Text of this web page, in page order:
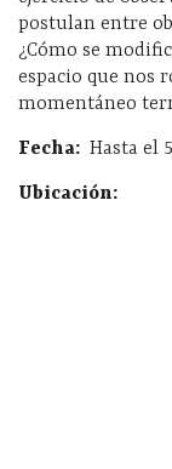
postulan entre
¿Cómo se
espacio que nos
momentáneo
Fecha: Hasta el
Ubicación: